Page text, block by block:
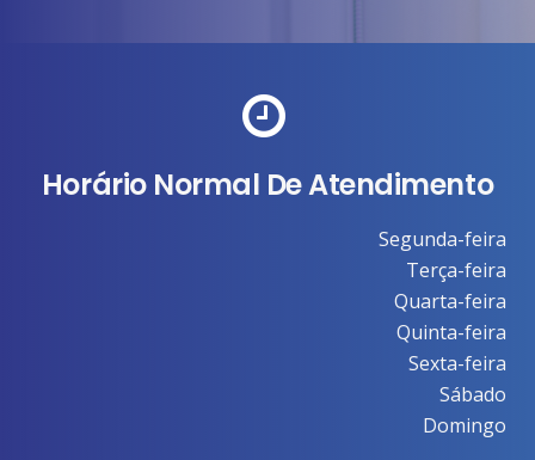
Horário Normal De Atendimento
Segunda-feira
Terça-feira
Quarta-feira
Quinta-feira
Sexta-feira
Sábado
Domingo